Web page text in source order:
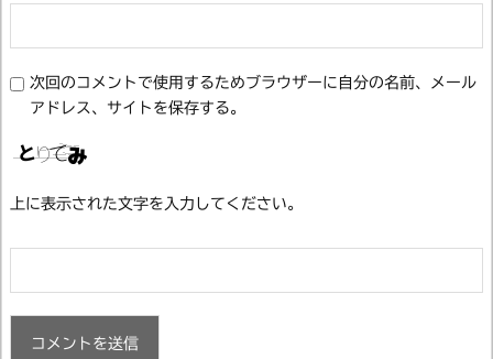
次回のコメントで使用するためブラウザーに自分の名前、メール
アドレス、サイトを保存する。
上に表示された文字を入力してください。